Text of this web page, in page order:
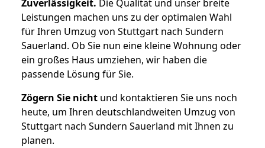
Zuverlässigkeit. Die Qualität und unser breite
Leistungen machen uns zu der optimalen Wahl
für Ihren Umzug von Stuttgart nach Sundern
Sauerland. Ob Sie nun eine kleine Wohnung oder
ein großes Haus umziehen, wir haben die
passende Lösung für Sie.
Zögern Sie nicht und kontaktieren Sie uns noch
heute, um Ihren deutschlandweiten Umzug von
Stuttgart nach Sundern Sauerland mit Ihnen zu
planen.